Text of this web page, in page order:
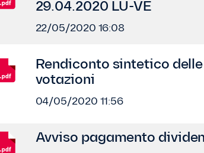
29.04.2020 LU-VE
22/05/2020 16:08
Rendiconto sintetico delle
votazioni
04/05/2020 11:56
Avviso pagamento